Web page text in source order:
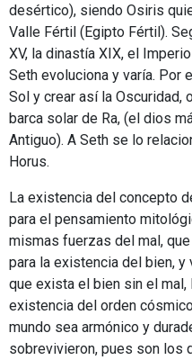
desértico), siendo Osiris
Valle Fértil (Egipto Fértil).
XV, la dinastía XIX, el
Seth evoluciona y varía. Por
Sol y crear así la Oscuridad,
barca solar de Ra, (el dios
Antiguo). A Seth se lo
Horus.
La existencia del concepto
para el pensamiento
mismas fuerzas del mal,
para la existencia del bien,
que exista el bien sin el mal,
existencia del orden
mundo sea armónico y
sobrevivieron, pues son los